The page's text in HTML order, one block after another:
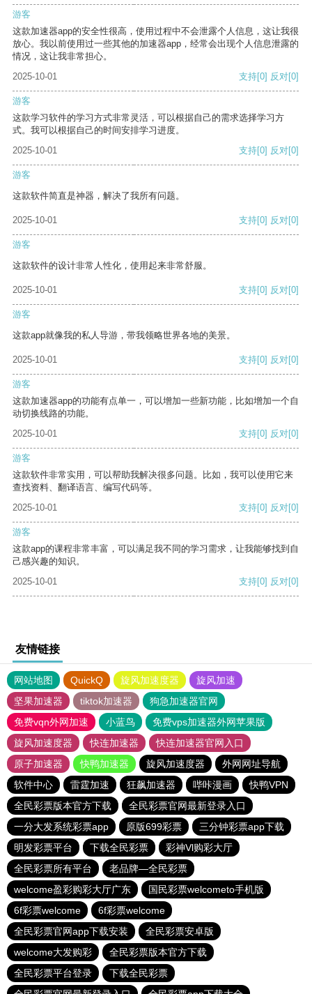
游客
这款加速器app的安全性很高，使用过程中不会泄露个人信息，这让我很
放心。我以前使用过一些其他的加速器app，经常会出现个人信息泄露的
情况，这让我非常担心。
2025-10-01
支持[0] 反对[0]
游客
这款学习软件的学习方式非常灵活，可以根据自己的需求选择学习方
式。我可以根据自己的时间安排学习进度。
2025-10-01
支持[0] 反对[0]
游客
这款软件简直是神器，解决了我所有问题。
2025-10-01 支持[0] 反对[0]
游客
这款软件的设计非常人性化，使用起来非常舒服。
2025-10-01 支持[0] 反对[0]
游客
这款app就像我的私人导游，带我领略世界各地的美景。
2025-10-01 支持[0] 反对[0]
游客
这款加速器app的功能有点单一，可以增加一些新功能，比如增加一个自
动切换线路的功能。
2025-10-01
支持[0] 反对[0]
游客
这款软件非常实用，可以帮助我解决很多问题。比如，我可以使用它来
查找资料、翻译语言、编写代码等。
2025-10-01
支持[0] 反对[0]
游客
这款app的课程非常丰富，可以满足我不同的学习需求，让我能够找到自
己感兴趣的知识。
2025-10-01
支持[0] 反对[0]
友情链接
网站地图 QuickQ 旋风加速度器
旋风加速
坚果加速器
tiktok加速器
狗急加速器官网
免费vqn外网加速
小蓝鸟
免费vps加速器外网苹果版
旋风加速度器
快连加速器
快连加速器官网入口
原子加速器
快鸭加速器 旋风加速度器
外网网址导航
软件中心
雷霆加速 狂飙加速器 哔咔漫画
快鸭VPN
全民彩票版本官方下载
全民彩票官网最新登录入口
一分大发系统彩票app
原版699彩票
三分钟彩票app下载
明发彩票平台
下载全民彩票
彩神Vl购彩大厅
全民彩票所有平台
老品牌—全民彩票
welcome盈彩购彩大厅广东
国民彩票welcometo手机版
6f彩票welcome
6f彩票welcome
全民彩票官网app下载安装
全民彩票安卓版
welcome大发购彩
全民彩票版本官方下载
全民彩票平台登录
下载全民彩票